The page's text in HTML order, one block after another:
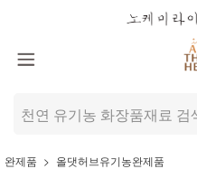
완제품 올댓허브유기농완제품